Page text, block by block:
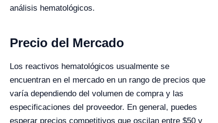
análisis hematológicos.
Precio del Mercado
Los reactivos hematológicos usualmente se
encuentran en el mercado en un rango de precios que
varía dependiendo del volumen de compra y las
especificaciones del proveedor. En general, puedes
esperar precios competitivos que oscilan entre $50 y